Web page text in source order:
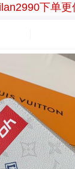
下单更